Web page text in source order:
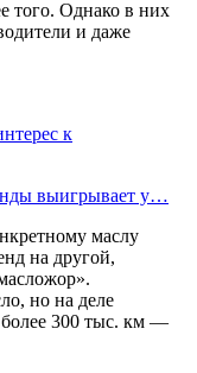
того. Однако в них
и даже
к
выигрывает у…
маслу
на другой,
но на деле
более 300 тыс. км —